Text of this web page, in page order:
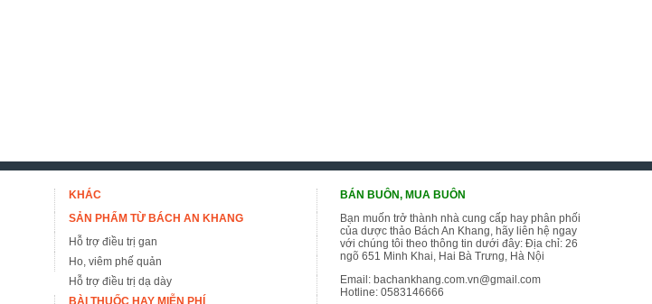
KHÁC
SẢN PHẨM TỪ BÁCH AN KHANG
Hỗ trợ điều trị gan
Ho, viêm phế quản
Hỗ trợ điều trị dạ dày
BÀI THUỐC HAY MIỄN PHÍ
BÁN BUÔN, MUA BUÔN
Bạn muốn trở thành nhà cung cấp hay phân phối
của dược thảo Bách An Khang, hãy liên hệ ngay
với chúng tôi theo thông tin dưới đây: Địa chỉ: 26
ngõ 651 Minh Khai, Hai Bà Trưng, Hà Nội
Email:bachankhang.com.vn@gmail.com
Hotline:0583146666